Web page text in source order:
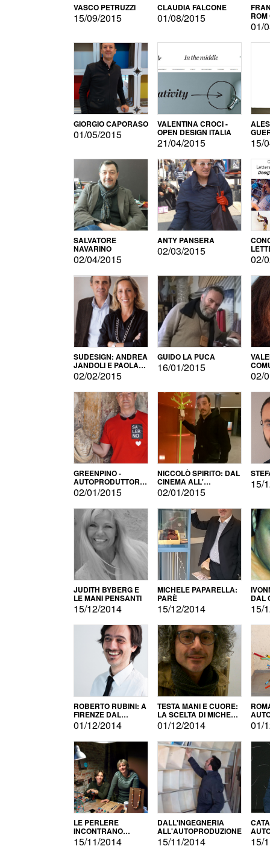
VASCO PETRUZZI
15/09/2015
CLAUDIA FALCONE
01/08/2015
01/
GIORGIO CAPORASO
01/05/2015
VALENTINA CROCI -
OPEN DESIGN ITALIA
21/04/2015 15/
SALVATORE
NAVARINO
02/04/2015
ANTY PANSERA
02/03/2015
02/
SUDESIGN: ANDREA
JANDOLI E PAOLA
PISAPIA
02/02/2015
GUIDO LA PUCA
16/01/2015
02/
GREENPINO -
AUTOPRODUTTORE
PER AMORE
02/01/2015
NICCOLÒ SPIRITO: DAL
CINEMA ALL'
AUTOPRODUZIONE
02/01/2015
15/
JUDITH BYBERG E
LE MANI PENSANTI
15/12/2014
MICHELE PAPARELLA:
PARÈ
15/12/2014
DAL
15/
ROBERTO RUBINI: A
FIRENZE DAL
PRODOTTO ALLA
PROMOZIONE
01/12/2014
TESTA MANI E CUORE:
LA SCELTA DI MICHELE
BARBERIO
01/12/2014 01/
LE PERLERE
INCONTRANO
L'AUTOPRODUZIONE
15/11/2014
DALL'INGEGNERIA
ALL'AUTOPRODUZIONE
15/11/2014 15/